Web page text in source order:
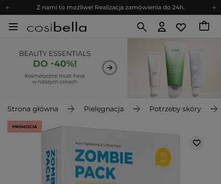
Z nami to możliwe! Realizacja zamówienia do 24h.
Poleć nas i zyskaj jeszcze więcej punktów
Bezpłatne konsultacje kosmetologiczne
Z nami to możliwe! Realizacja zamówienia do 24h.
Poleć nas i zyskaj jeszcze więcej punktów
Zapisz się na newsletter pełen porad
Strona główna Pielęgnacja Potrzeby skóry
PROMOCJA